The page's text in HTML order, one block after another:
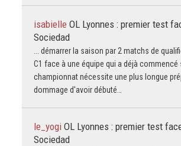
isabielle OL Lyonnes : premier test
Sociedad
... démarrer la saison par 2 matchs de
C1 face à une équipe qui a déjà commencé
championnat nécessite une plus longue
dommage d'avoir débuté…
le_yogi OL Lyonnes : premier test
Sociedad